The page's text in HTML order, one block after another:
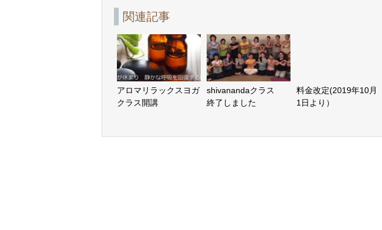
関連記事
アロマリラックスヨガ
クラス開講
shivanandaクラス
終了しました
料金改定(2019年10月
1日より）